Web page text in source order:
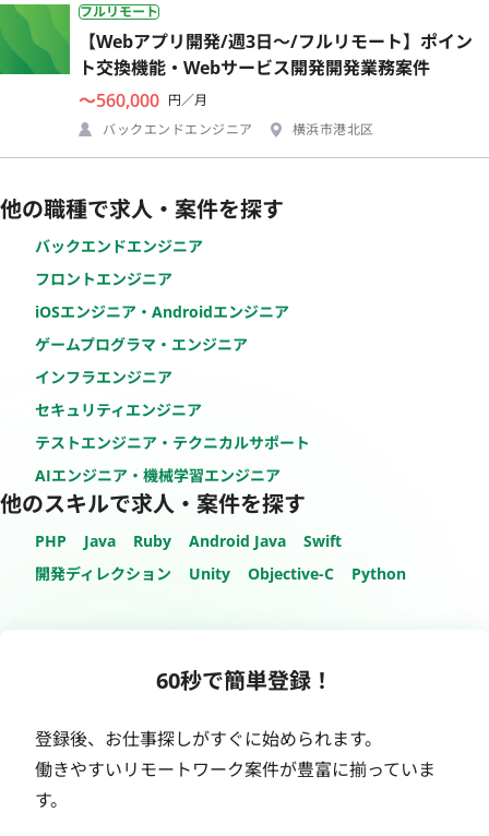
フルリモート
【Webアプリ開発/週3日〜/フルリモート】ポイン
ト交換機能・Webサービス開発開発業務案件
〜560,000 円／月
バックエンドエンジニア
横浜市港北区
他の職種で求人・案件を探す
バックエンドエンジニア
フロントエンジニア
iOSエンジニア・Androidエンジニア
ゲームプログラマ・エンジニア
インフラエンジニア
セキュリティエンジニア
テストエンジニア・テクニカルサポート
AIエンジニア・機械学習エンジニア
他のスキルで求人・案件を探す
PHP Java Ruby Android Java
Swift
開発ディレクション
Unity Objective-C Python
60秒で簡単登録！
登録後、お仕事探しがすぐに始められます。
働きやすいリモートワーク案件が豊富に揃っていま
す。